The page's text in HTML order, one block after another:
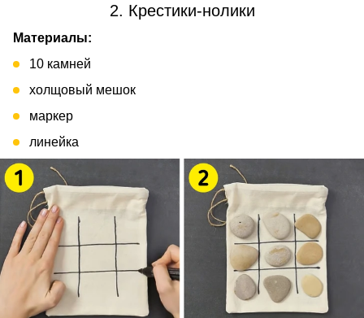
2. Крестики-нолики
Материалы:
10 камней
холщовый мешок
маркер
линейка